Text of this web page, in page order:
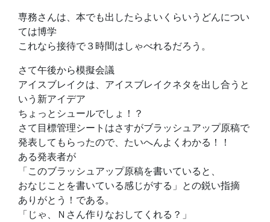
専務さんは、本でも出したらよいくらいうどんについ
ては博学
これなら接待で３時間はしゃべれるだろう。
さて午後から模擬会議
アイスブレイクは、アイスブレイクネタを出し合うと
いう新アイデア
ちょっとシュールでしょ！？
さて目標管理シートはさすがブラッシュアップ原稿で
発表してもらったので、たいへんよくわかる！！
ある発表者が
「このブラッシュアップ原稿を書いていると、
おなじことを書いている感じがする」との鋭い指摘
ありがとう！である。
「じゃ、Ｎさん作りなおしてくれる？」